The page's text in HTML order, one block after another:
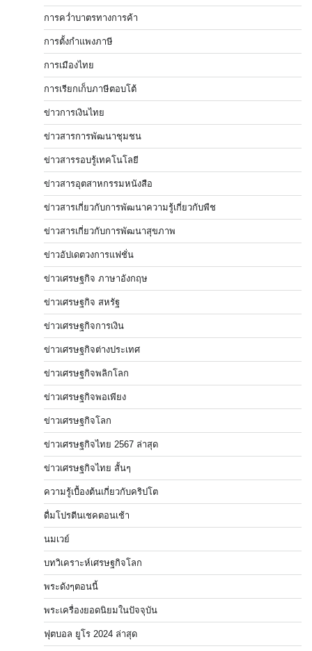
การคว่ำบาตรทางการค้า
การตั้งกำแพงภาษี
การเมืองไทย
การเรียกเก็บภาษีตอบโต้
ข่าวการเงินไทย
ข่าวสารการพัฒนาชุมชน
ข่าวสารรอบรู้เทคโนโลยี
ข่าวสารอุตสาหกรรมหนังสือ
ข่าวสารเกี่ยวกับการพัฒนาความรู้เกี่ยวกับพืช
ข่าวสารเกี่ยวกับการพัฒนาสุขภาพ
ข่าวอัปเดตวงการแฟชั่น
ข่าวเศรษฐกิจ ภาษาอังกฤษ
ข่าวเศรษฐกิจ สหรัฐ
ข่าวเศรษฐกิจการเงิน
ข่าวเศรษฐกิจต่างประเทศ
ข่าวเศรษฐกิจพลิกโลก
ข่าวเศรษฐกิจพอเพียง
ข่าวเศรษฐกิจโลก
ข่าวเศรษฐกิจไทย 2567 ล่าสุด
ข่าวเศรษฐกิจไทย สั้นๆ
ความรู้เบื้องต้นเกี่ยวกับคริปโต
ดื่มโปรตีนเชคตอนเช้า
นมเวย์
บทวิเคราะห์เศรษฐกิจโลก
พระดังๆตอนนี้
พระเครื่องยอดนิยมในปัจจุบัน
ฟุตบอล ยูโร 2024 ล่าสุด